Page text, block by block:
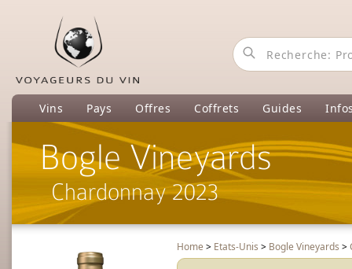
Vins Pays Offres Coffrets Guides
Bogle Vineyards
Chardonnay 2023
Home > Etats-Unis > Bogle Vineyards >